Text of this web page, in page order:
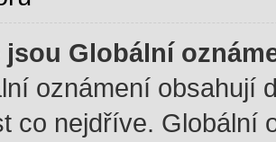
jsou Globální
oznámení obsahují
co nejdříve. Globální